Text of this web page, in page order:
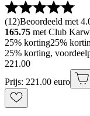
(12)Beoordeeld met
165.75 met Club
25% korting25%
25% korting,
221 .00
Prijs: 221.00 euro